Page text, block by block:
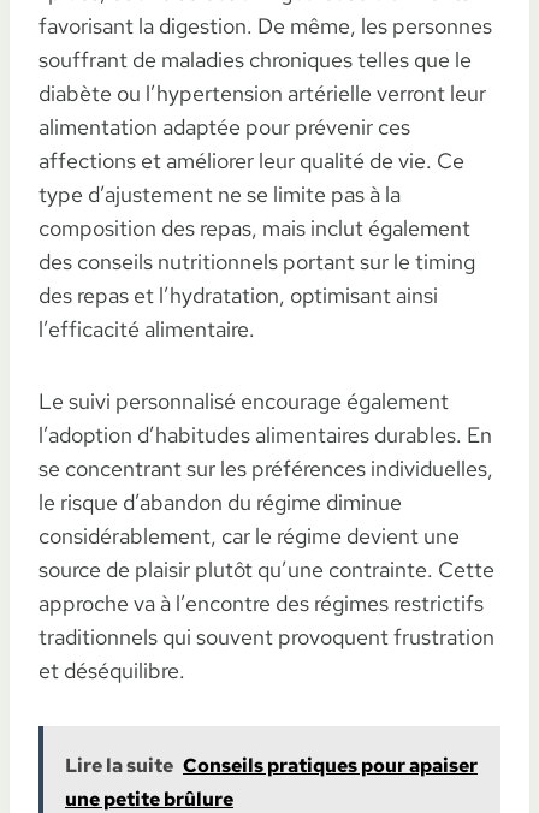
favorisant la digestion. De même, les personnes
souffrant de maladies chroniques telles que le
diabète ou l’hypertension artérielle verront leur
alimentation adaptée pour prévenir ces
affections et améliorer leur qualité de vie. Ce
type d’ajustement ne se limite pas à la
composition des repas, mais inclut également
des conseils nutritionnels portant sur le timing
des repas et l’hydratation, optimisant ainsi
l’efficacité alimentaire.
Le suivi personnalisé encourage également
l’adoption d’habitudes alimentaires durables. En
se concentrant sur les préférences individuelles,
le risque d’abandon du régime diminue
considérablement, car le régime devient une
source de plaisir plutôt qu’une contrainte. Cette
approche va à l’encontre des régimes restrictifs
traditionnels qui souvent provoquent frustration
et déséquilibre.
Lire la suite Conseils pratiques pour apaiser
une petite brûlure